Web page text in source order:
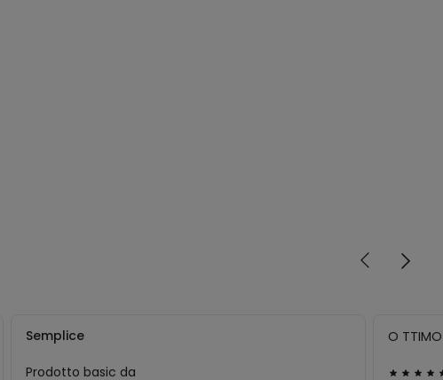
Semplice
Prodotto basic da
O